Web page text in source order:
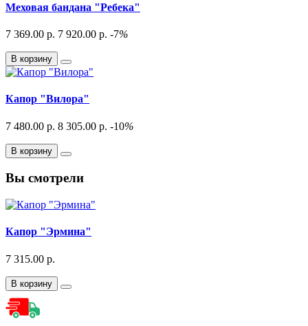
Меховая бандана "Ребека"
7 369.00 р. 7 920.00 р. -7%
В корзину
Капор "Вилора"
7 480.00 р. 8 305.00 р. -10%
В корзину
Вы смотрели
Капор "Эрмина"
7 315.00 р.
В корзину